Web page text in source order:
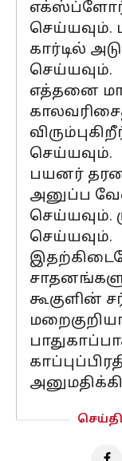
செய்யவும்.
கார்டில்
செய்யவும்.
எத்தனை
செய்யவும்.
பயனர்
அனுப்ப
செய்யவும்.
செய்யவும்.
கூகுளின்